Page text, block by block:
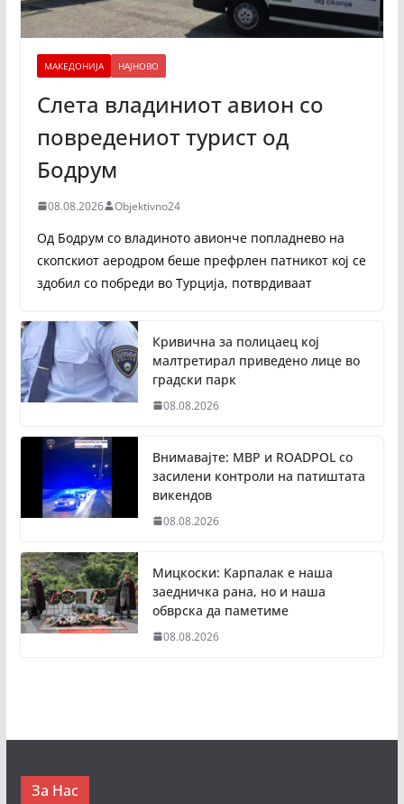
МАКЕДОНИЈА НАЈНОВО
Слета владиниот авион со
повредениот турист од
Бодрум
08.08.2026 Objektivno24
Од Бодрум со владиното авионче попладнево на
скопскиот аеродром беше префрлен патникот кој се
здобил со побреди во Турција, потврдиваат
Кривична за полицаец кој
малтретирал приведено лице во
градски парк
08.08.2026
Внимавајте: МВР и ROADPOL со
засилени контроли на патиштата
викендов
08.08.2026
Мицкоски: Карпалак е наша
заедничка рана, но и наша
обврска да паметиме
08.08.2026
За Нас